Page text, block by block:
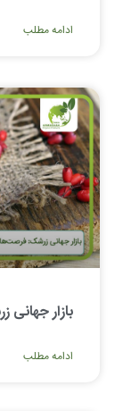
ادامه مطلب
بازار
ادامه مطلب